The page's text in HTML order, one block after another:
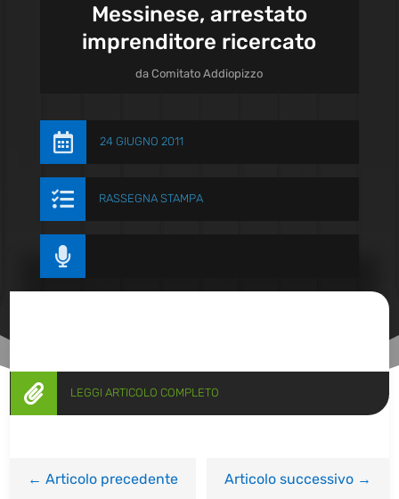
Messinese, arrestato
imprenditore ricercato
daComitato Addiopizzo
 24 GIUGNO 2011
 RASSEGNA STAMPA

 LEGGI ARTICOLO COMPLETO
←Articolo precedente Articolo successivo→